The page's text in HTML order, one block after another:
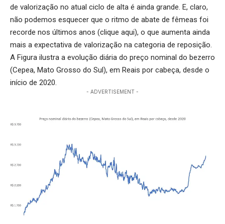
de valorização no atual ciclo de alta é ainda grande. E, claro,
não podemos esquecer que o ritmo de abate de fêmeas foi
recorde nos últimos anos (clique aqui), o que aumenta ainda
mais a expectativa de valorização na categoria de reposição.
A Figura ilustra a evolução diária do preço nominal do bezerro
(Cepea, Mato Grosso do Sul), em Reais por cabeça, desde o
início de 2020.
- ADVERTISEMENT -